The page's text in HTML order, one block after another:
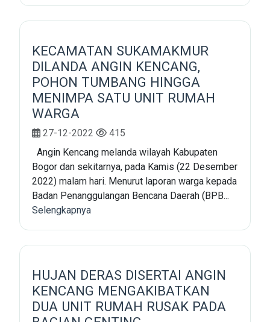
KECAMATAN SUKAMAKMUR
DILANDA ANGIN KENCANG,
POHON TUMBANG HINGGA
MENIMPA SATU UNIT RUMAH
WARGA
27-12-2022
415
Angin Kencang melanda wilayah Kabupaten
Bogor dan sekitarnya, pada Kamis (22 Desember
2022) malam hari. Menurut laporan warga kepada
Badan Penanggulangan Bencana Daerah (BPB...
Selengkapnya
HUJAN DERAS DISERTAI ANGIN
KENCANG MENGAKIBATKAN
DUA UNIT RUMAH RUSAK PADA